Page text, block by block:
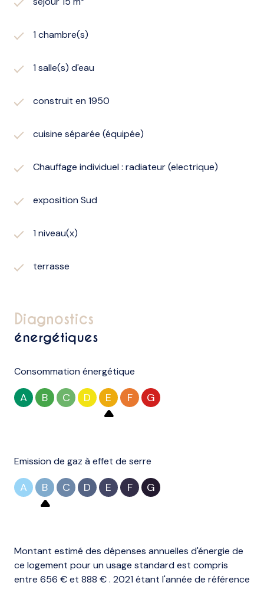
1 chambre(s)
1 salle(s) d'eau
construit en 1950
cuisine séparée (équipée)
Chauffage individuel : radiateur (electrique)
exposition Sud
1 niveau(x)
terrasse
diagnostics
énergétiques
Consommation énergétique
A B C D E F G
Emission de gaz à effet de serre
A B C D E F G
Montant estimé des dépenses annuelles d'énergie de
ce logement pour un usage standard est compris
entre 656 € et 888 € . 2021 étant l'année de référence